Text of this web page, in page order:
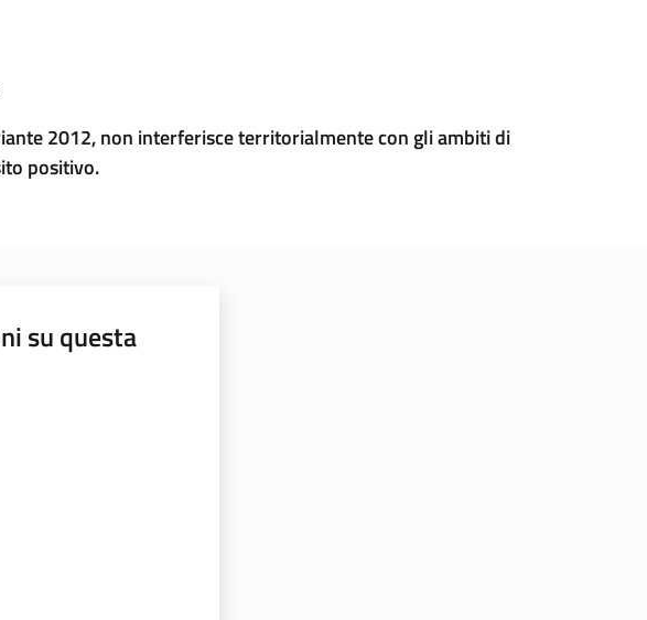
2012, non interferisce territorialmente con gli ambiti di
positivo.
su questa